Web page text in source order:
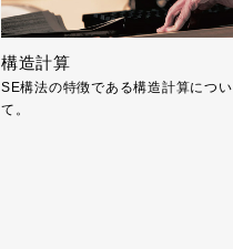
構造計算
SE構法の特徴である構造計算につい
て。